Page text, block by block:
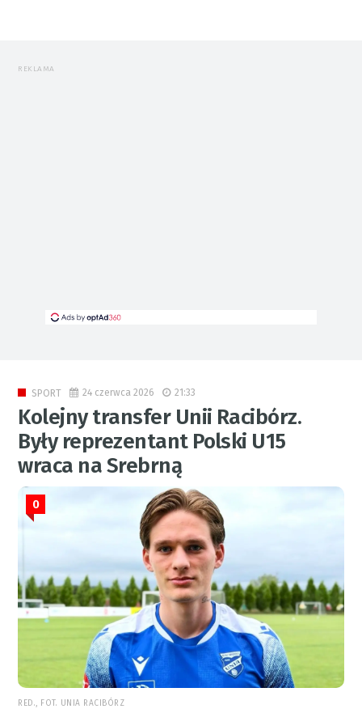
REKLAMA
SPORT 24 czerwca 2026 21:33
Kolejny transfer Unii Racibórz.
Były reprezentant Polski U15
wraca na Srebrną
0
RED., FOT. UNIA RACIBÓRZ